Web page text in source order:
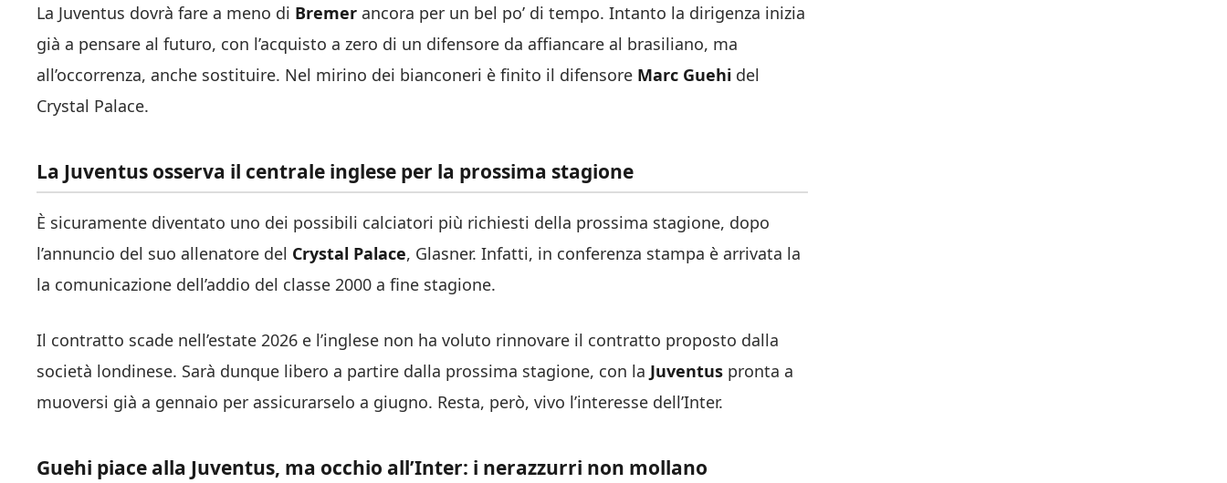
La Juventus dovrà fare a meno di Bremer ancora per un bel po’ di tempo. Intanto la dirigenza inizia
già a pensare al futuro, con l’acquisto a zero di un difensore da affiancare al brasiliano, ma
all’occorrenza, anche sostituire. Nel mirino dei bianconeri è finito il difensore Marc Guehi del
Crystal Palace.
La Juventus osserva il centrale inglese per la prossima stagione
È sicuramente diventato uno dei possibili calciatori più richiesti della prossima stagione, dopo
l’annuncio del suo allenatore del Crystal Palace, Glasner. Infatti, in conferenza stampa è arrivata la
la comunicazione dell’addio del classe 2000 a fine stagione.
Il contratto scade nell’estate 2026 e l’inglese non ha voluto rinnovare il contratto proposto dalla
società londinese. Sarà dunque libero a partire dalla prossima stagione, con la Juventus pronta a
muoversi già a gennaio per assicurarselo a giugno. Resta, però, vivo l’interesse dell’Inter.
Guehi piace alla Juventus, ma occhio all’Inter: i nerazzurri non mollano